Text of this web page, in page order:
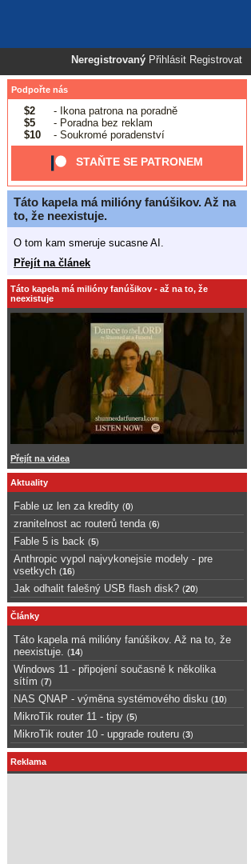
Neregistrovaný Přihlásit Registrovat
Podpořte nás
$2
- Ikona patrona na poradně
$5
- Poradna bez reklam
$10
- Soukromé poradenství
STAŇTE SE PATRONEM
Táto kapela má milióny fanúšikov. Až na
to, že neexistuje.
O tom kam smeruje sucasne AI.
Přejít na článek
Táto kapela má milióny fanúšikov - až na to, že
neexistuje
Přejít na videa
Aktuality
Fable uz len za kredity (0)
zranitelnost ac routerů tenda (6)
Fable 5 is back (5)
Anthropic vypol najvykonejsie modely - pre
vsetkych (16)
Jak odhalit falešný USB flash disk? (20)
Články
Táto kapela má milióny fanúšikov. Až na to, že
neexistuje.
(14)
Windows 11 - připojení současně k několika
sítím (7)
NAS QNAP - výměna systémového disku (10)
MikroTik router 11 - tipy (5)
MikroTik router 10 - upgrade routeru (3)
Reklama